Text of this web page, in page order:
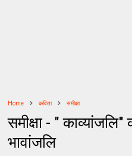
Home कविता समीक्षा
समीक्षा - " काव्यांजलि"
भावांजलि